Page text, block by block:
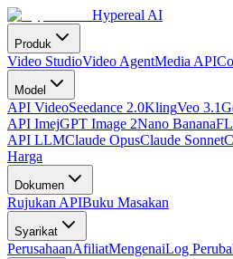
Hypereal AI
Produk
Video StudioVideo AgentMedia API
Model
API VideoSeedance 2.0KlingVeo 3.1
API ImejGPT Image 2Nano Banana
API LLMClaude OpusClaude Sonnet
Harga
Dokumen
Rujukan APIBuku Masakan
Syarikat
PerusahaanAfiliatMengenaiLog